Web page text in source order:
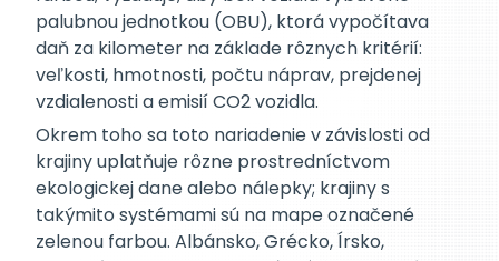
palubnou jednotkou (OBU), ktorá vypočítava
daň za kilometer na základe rôznych kritérií:
veľkosti, hmotnosti, počtu náprav, prejdenej
vzdialenosti a emisií CO2 vozidla.
Okrem toho sa toto nariadenie v závislosti od
krajiny uplatňuje rôzne prostredníctvom
ekologickej dane alebo nálepky; krajiny s
takýmito systémami sú na mape označené
zelenou farbou. Albánsko, Grécko, Írsko,